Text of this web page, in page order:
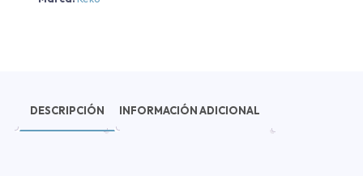
DESCRIPCIÓN INFORMACIÓN ADICIONAL